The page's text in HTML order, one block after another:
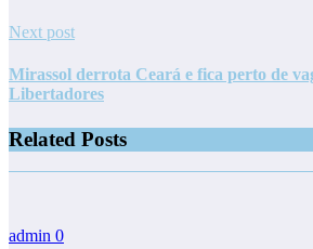
Next post
Mirassol derrota Ceará e fica perto de
Libertadores
Related Posts
admin 0